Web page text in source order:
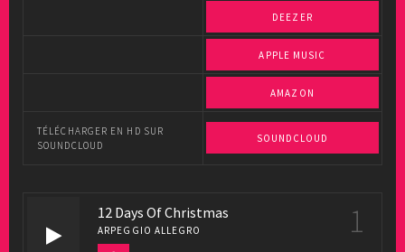
DEEZER
APPLE MUSIC
AMAZON
TÉLÉCHARGER EN HD SUR
SOUNDCLOUD
SOUNDCLOUD
12 Days Of Christmas
ARPEGGIO ALLEGRO 1